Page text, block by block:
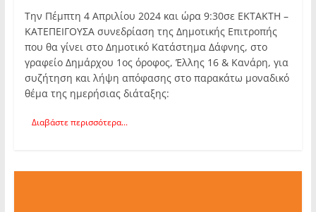
Την Πέμπτη 4 Απριλίου 2024 και ώρα 9:30σε ΕΚΤΑΚΤΗ –
ΚΑΤΕΠΕΙΓΟΥΣΑ συνεδρίαση της Δημοτικής Επιτροπής
που θα γίνει στο Δημοτικό Κατάστημα Δάφνης, στο
γραφείο Δημάρχου 1ος όροφος, Έλλης 16 & Κανάρη, για
συζήτηση και λήψη απόφασης στο παρακάτω μοναδικό
θέμα της ημερήσιας διάταξης:
Διαβάστε περισσότερα...